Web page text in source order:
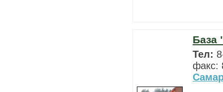
База
Тел:
факс: